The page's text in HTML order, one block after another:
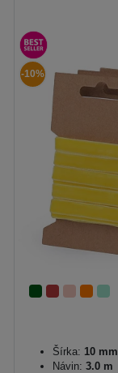
-10%
Šírka: 10 mm
Návin: 3.0 m